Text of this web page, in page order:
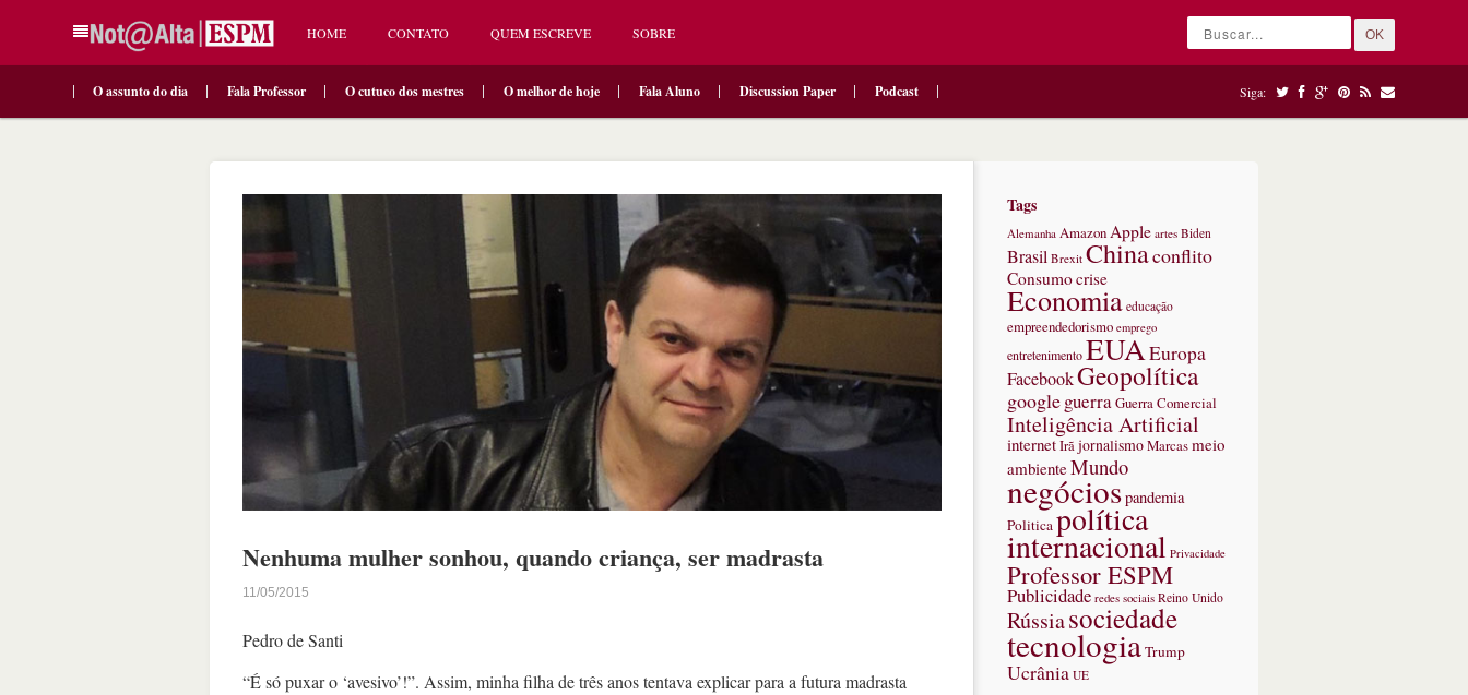
HOME CONTATO QUEM ESCREVE SOBRE OK
O assunto do dia Fala Professor O cutuco dos mestres O melhor de hoje Fala Aluno Discussion Paper Podcast Siga:
Nenhuma mulher sonhou, quando criança, ser madrasta
11/05/2015
Pedro de Santi
“É só puxar o ‘avesivo’!”. Assim, minha filha de três anos tentava explicar para a futura madrasta
Tags
Alemanha Amazon Apple artes Biden
Brasil Brexit Chinaconflito
Consumocrise
Economia educação
empreendedorismo emprego
entretenimentoEUAEuropa
FacebookGeopolítica
googleguerraGuerra Comercial
Inteligência Artificial
internetIrãjornalismoMarcasmeio
ambienteMundo
negóciospandemia
Politicapolítica
internacional Privacidade
Professor ESPM
Publicidade redes sociais Reino Unido
Rússiasociedade
tecnologiaTrump
Ucrânia UE